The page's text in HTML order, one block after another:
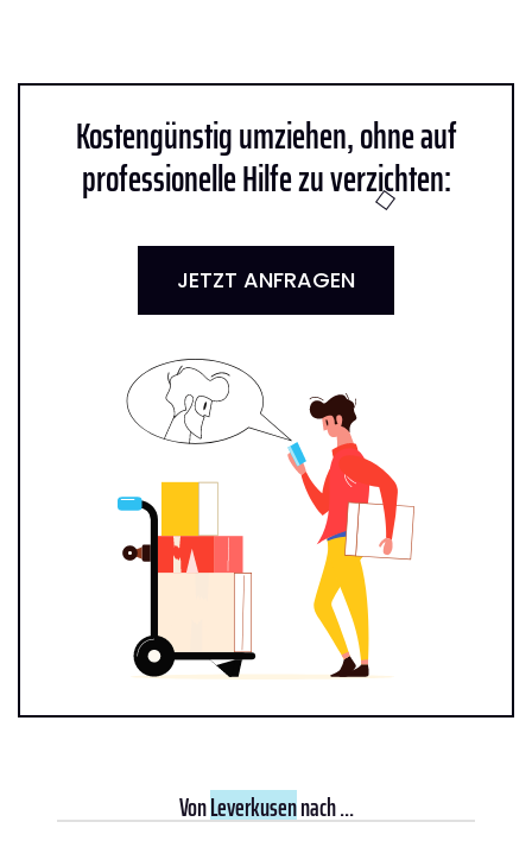
Kostengünstig umziehen, ohne auf
professionelle Hilfe zu verzichten:
JETZT ANFRAGEN
VonLeverkusennach ...